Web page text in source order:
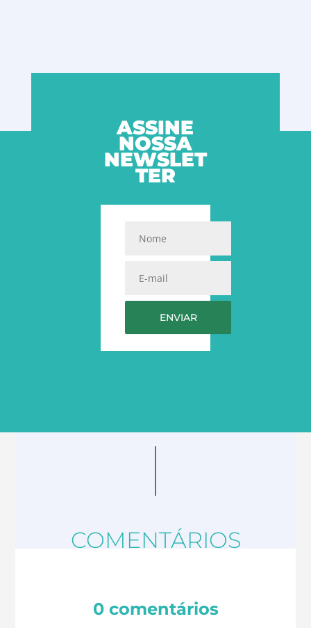
ASSINE
NOSSA
NEWSLET
TER
COMENTÁRIOS
0 comentários